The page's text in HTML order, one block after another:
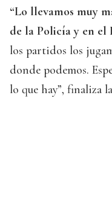
“Lo llevamos muy
de la Policía y en el
los partidos los
donde podemos.
lo que hay”, finaliza